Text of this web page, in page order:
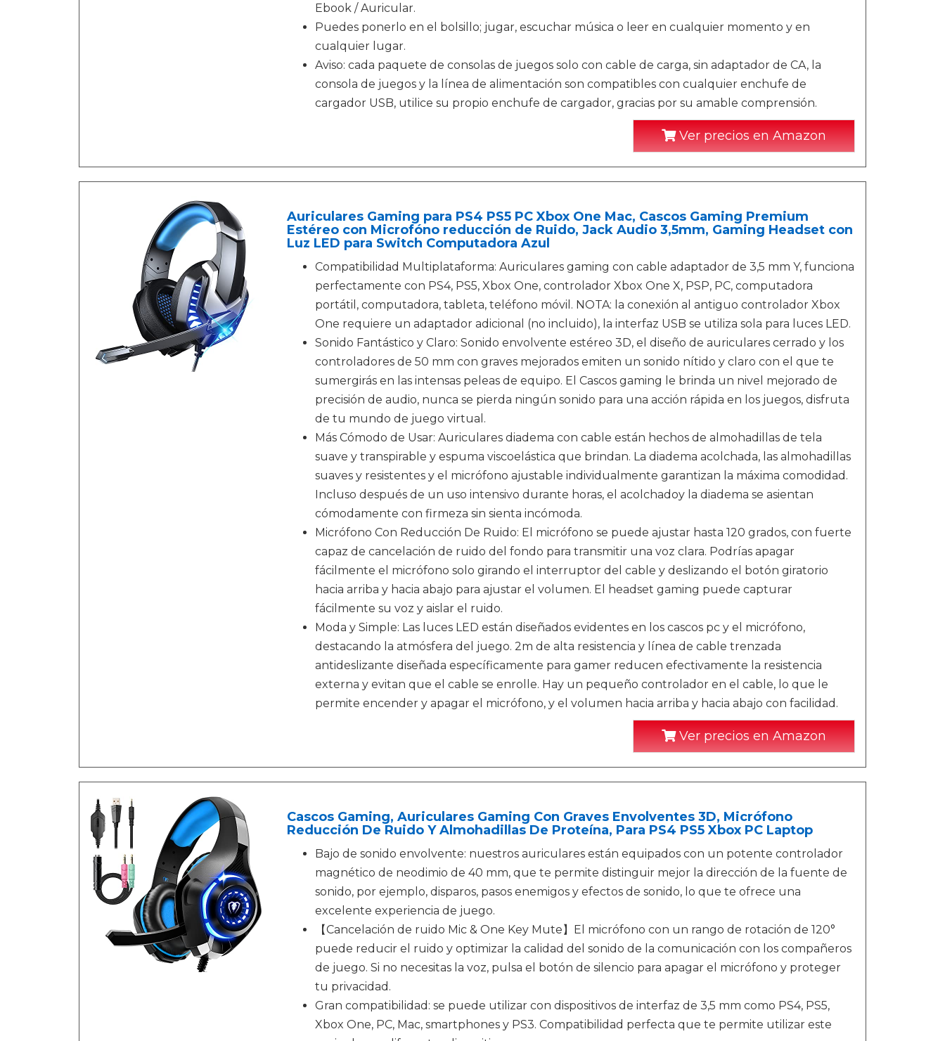
Ebook / Auricular.
Puedes ponerlo en el bolsillo; jugar, escuchar música o leer en cualquier momento y en
cualquier lugar.
Aviso: cada paquete de consolas de juegos solo con cable de carga, sin adaptador de CA, la
consola de juegos y la línea de alimentación son compatibles con cualquier enchufe de
cargador USB, utilice su propio enchufe de cargador, gracias por su amable comprensión.
Ver precios en Amazon
Auriculares Gaming para PS4 PS5 PC Xbox One Mac, Cascos Gaming Premium
Estéreo con Microfóno reducción de Ruido, Jack Audio 3,5mm, Gaming Headset con
Luz LED para Switch Computadora Azul
Compatibilidad Multiplataforma: Auriculares gaming con cable adaptador de 3,5 mm Y, funciona
perfectamente con PS4, PS5, Xbox One, controlador Xbox One X, PSP, PC, computadora
portátil, computadora, tableta, teléfono móvil. NOTA: la conexión al antiguo controlador Xbox
One requiere un adaptador adicional (no incluido), la interfaz USB se utiliza sola para luces LED.
Sonido Fantástico y Claro: Sonido envolvente estéreo 3D, el diseño de auriculares cerrado y los
controladores de 50 mm con graves mejorados emiten un sonido nítido y claro con el que te
sumergirás en las intensas peleas de equipo. El Cascos gaming le brinda un nivel mejorado de
precisión de audio, nunca se pierda ningún sonido para una acción rápida en los juegos, disfruta
de tu mundo de juego virtual.
Más Cómodo de Usar: Auriculares diadema con cable están hechos de almohadillas de tela
suave y transpirable y espuma viscoelástica que brindan. La diadema acolchada, las almohadillas
suaves y resistentes y el micrófono ajustable individualmente garantizan la máxima comodidad.
Incluso después de un uso intensivo durante horas, el acolchadoy la diadema se asientan
cómodamente con firmeza sin sienta incómoda.
Micrófono Con Reducción De Ruido: El micrófono se puede ajustar hasta 120 grados, con fuerte
capaz de cancelación de ruido del fondo para transmitir una voz clara. Podrías apagar
fácilmente el micrófono solo girando el interruptor del cable y deslizando el botón giratorio
hacia arriba y hacia abajo para ajustar el volumen. El headset gaming puede capturar
fácilmente su voz y aislar el ruido.
Moda y Simple: Las luces LED están diseñados evidentes en los cascos pc y el micrófono,
destacando la atmósfera del juego. 2m de alta resistencia y línea de cable trenzada
antideslizante diseñada específicamente para gamer reducen efectivamente la resistencia
externa y evitan que el cable se enrolle. Hay un pequeño controlador en el cable, lo que le
permite encender y apagar el micrófono, y el volumen hacia arriba y hacia abajo con facilidad.
Ver precios en Amazon
Cascos Gaming, Auriculares Gaming Con Graves Envolventes 3D, Micrófono
Reducción De Ruido Y Almohadillas De Proteína, Para PS4 PS5 Xbox PC Laptop
Bajo de sonido envolvente: nuestros auriculares están equipados con un potente controlador
magnético de neodimio de 40 mm, que te permite distinguir mejor la dirección de la fuente de
sonido, por ejemplo, disparos, pasos enemigos y efectos de sonido, lo que te ofrece una
excelente experiencia de juego.
【Cancelación de ruido Mic & One Key Mute】El micrófono con un rango de rotación de 120°
puede reducir el ruido y optimizar la calidad del sonido de la comunicación con los compañeros
de juego. Si no necesitas la voz, pulsa el botón de silencio para apagar el micrófono y proteger
tu privacidad.
Gran compatibilidad: se puede utilizar con dispositivos de interfaz de 3,5 mm como PS4, PS5,
Xbox One, PC, Mac, smartphones y PS3. Compatibilidad perfecta que te permite utilizar este